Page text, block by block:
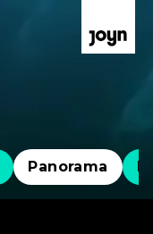
Panorama